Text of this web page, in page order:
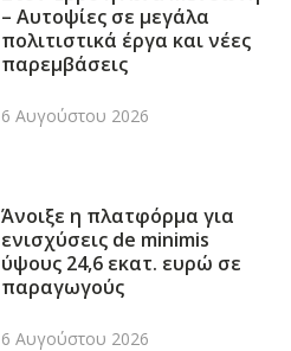
– Αυτοψίες σε μεγάλα
πολιτιστικά έργα και νέες
παρεμβάσεις
6 Αυγούστου 2026
Άνοιξε η πλατφόρμα για
ενισχύσεις de minimis
ύψους 24,6 εκατ. ευρώ σε
παραγωγούς
6 Αυγούστου 2026